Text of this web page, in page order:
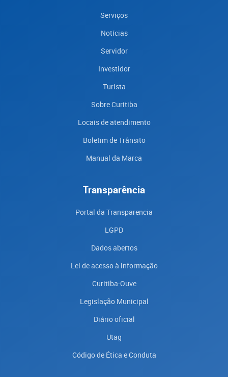
Serviços
Notícias
Servidor
Investidor
Turista
Sobre Curitiba
Locais de atendimento
Boletim de Trânsito
Manual da Marca
Transparência
Portal da Transparencia
LGPD
Dados abertos
Lei de acesso à informação
Curitiba-Ouve
Legislação Municipal
Diário oficial
Utag
Código de Ética e Conduta